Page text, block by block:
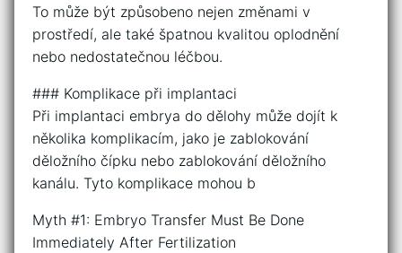
To může být způsobeno nejen změnami v
prostředí, ale také špatnou kvalitou oplodnění
nebo nedostatečnou léčbou.
### Komplikace při implantaci
Při implantaci embrya do dělohy může dojít k
několika komplikacím, jako je zablokování
děložního čípku nebo zablokování děložního
kanálu. Tyto komplikace mohou b
Myth #1: Embryo Transfer Must Be Done
Immediately After Fertilization